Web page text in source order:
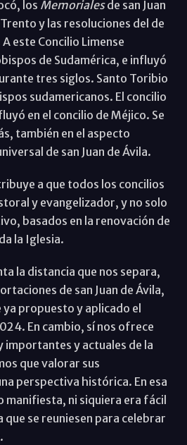
los Memorialesde san Juan
y las resoluciones del de
este Concilio Limense
de Sudamérica, e influyó
tres siglos. Santo Toribio
sudamericanos. El concilio
en el concilio de Méjico. Se
también en el aspecto
de san Juan de Ávila.
a que todos los concilios
y evangelizador, y no solo
basados en la renovación de
la Iglesia.
la distancia que nos separa,
de san Juan de Ávila,
ya propuesto y aplicado el
En cambio, sí nos ofrece
importantes y actuales de la
que valorar sus
perspectiva histórica. En esa
manifiesta, ni siquiera era fácil
que se reuniesen para celebrar